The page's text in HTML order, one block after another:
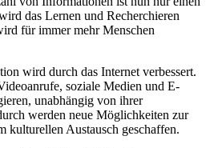
das Lernen und Recherchieren
für immer mehr Menschen
wird durch das Internet verbessert.
soziale Medien und E-
unabhängig von ihrer
werden neue Möglichkeiten zur
kulturellen Austausch geschaffen.